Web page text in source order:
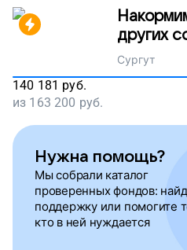
других
Сургут
140 181 руб.
из 163 200 руб.
Нужна помощь?
Мы собрали каталог
проверенных фондов:
поддержку или помогите
кто в ней нуждается